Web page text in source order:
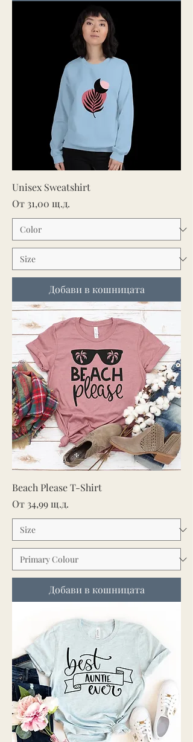
Unisex Sweatshirt
От 31,00 щ.д.
Продажна цена
Добави в кошницата
Beach Please T-Shirt
От 34,99 щ.д.
Продажна цена
Добави в кошницата